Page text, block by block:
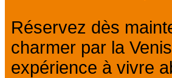
Réservez dès
charmer par la
expérience à vivre